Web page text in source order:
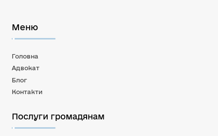
Меню
Головна
Адвокат
Блог
Контакти
Послуги громадянам